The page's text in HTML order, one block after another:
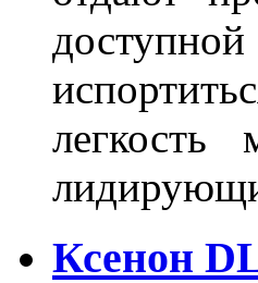
легкость
Ксенон